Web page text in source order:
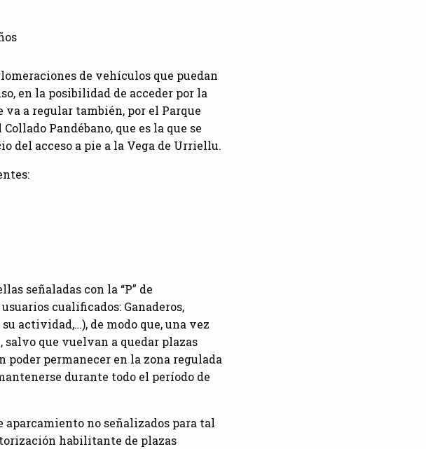
de vehículos que puedan
en la posibilidad de acceder por la
a regular también, por el Parque
Pandébano, que es la que se
acceso a pie a la Vega de Urriellu.
señaladas con la “P” de
cualificados: Ganaderos,
actividad,…), de modo que, una vez
salvo que vuelvan a quedar plazas
poder permanecer en la zona regulada
durante todo el período de
no señalizados para tal
habilitante de plazas